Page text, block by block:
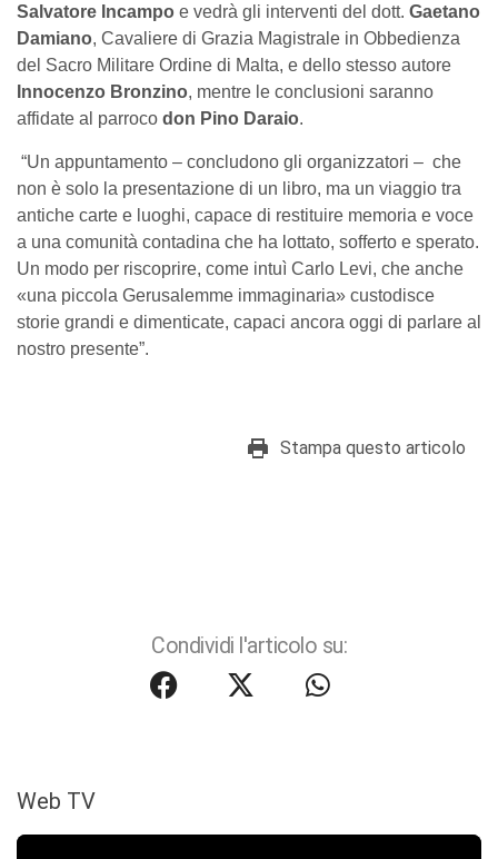
Salvatore Incampo e vedrà gli interventi del dott. Gaetano
Damiano, Cavaliere di Grazia Magistrale in Obbedienza
del Sacro Militare Ordine di Malta, e dello stesso autore
Innocenzo Bronzino, mentre le conclusioni saranno
affidate al parroco don Pino Daraio.
“Un appuntamento – concludono gli organizzatori – che
non è solo la presentazione di un libro, ma un viaggio tra
antiche carte e luoghi, capace di restituire memoria e voce
a una comunità contadina che ha lottato, sofferto e sperato.
Un modo per riscoprire, come intuì Carlo Levi, che anche
«una piccola Gerusalemme immaginaria» custodisce
storie grandi e dimenticate, capaci ancora oggi di parlare al
nostro presente”.
Stampa questo articolo
Condividi l'articolo su:
Web TV